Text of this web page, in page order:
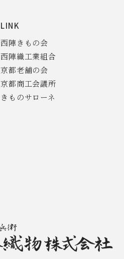
LINK
西陣きもの会
西陣織工業組合
京都老舗の会
京都商工会議所
きものサローネ